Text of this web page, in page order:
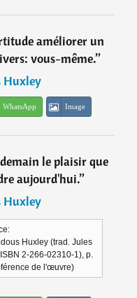
améliorer un
vous-même.”
Huxley
WhatsApp Image
le plaisir que
aujourd'hui.”
Huxley
Huxley (trad. Jules
2-266-02310-1), p.
de l'œuvre)